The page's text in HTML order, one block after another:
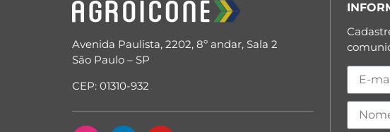
Avenida Paulista, 2202, 8º andar, Sala 2
São Paulo – SP
CEP: 01310-932